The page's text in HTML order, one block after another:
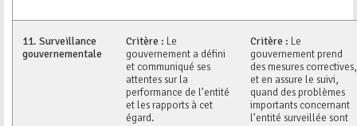
11. Surveillance
gouvernementale
Critère : Le
gouvernement a défini
et communiqué ses
attentes sur la
performance de l’entité
et les rapports à cet
égard.
Critère : Le
gouvernement prend
des mesures correctives,
et en assure le suivi,
quand des problèmes
importants concernant
l’entité surveillée sont